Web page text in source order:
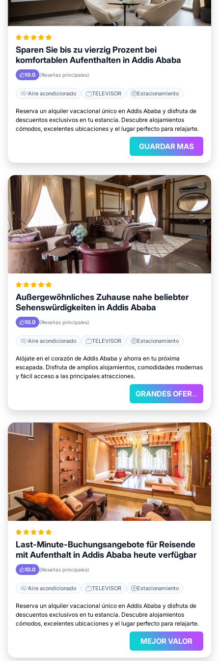
Sparen Sie bis zu vierzig Prozent bei
komfortablen Aufenthalten in Addis Ababa
10.0 (Reseñas principales)
Aire acondicionado TELEVISOR Estacionamiento
Reserva un alquiler vacacional único en Addis Ababa y disfruta de
descuentos exclusivos en tu estancia. Descubre alojamientos
cómodos, excelentes ubicaciones y el lugar perfecto para relajarte.
GUARDAR MAS
Außergewöhnliches Zuhause nahe beliebter
Sehenswürdigkeiten in Addis Ababa
10.0 (Reseñas principales)
Aire acondicionado TELEVISOR Estacionamiento
Alójate en el corazón de Addis Ababa y ahorra en tu próxima
escapada. Disfruta de amplios alojamientos, comodidades modernas
y fácil acceso a las principales atracciones.
GRANDES OFERTAS
Last-Minute-Buchungsangebote für Reisende
mit Aufenthalt in Addis Ababa heute verfügbar
10.0 (Reseñas principales)
Aire acondicionado TELEVISOR Estacionamiento
Reserva un alquiler vacacional único en Addis Ababa y disfruta de
descuentos exclusivos en tu estancia. Descubre alojamientos
cómodos, excelentes ubicaciones y el lugar perfecto para relajarte.
MEJOR VALOR